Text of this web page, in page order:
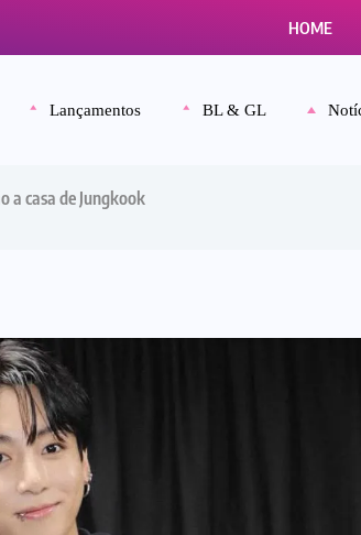
HOME
Lançamentos BL & GL
a casa de Jungkook